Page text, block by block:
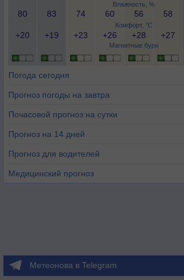
Влажность, %
Комфорт, °C
Магнитные бури
80 83 74 60 56 58
+20 +19 +23 +26 +28 +27
Погода сегодня
Прогноз погоды на завтра
Почасовой прогноз на сутки
Прогноз на 14 дней
Прогноз для водителей
Медицинский прогноз
Метеонова в Telegram